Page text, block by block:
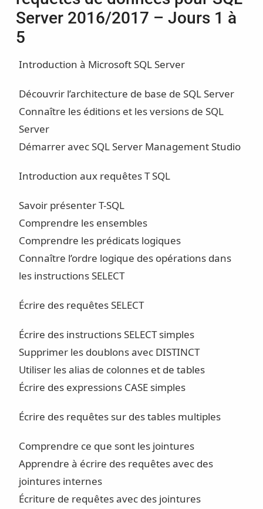
Server 2016/2017 – Jours 1 à
5
Introduction à Microsoft SQL Server
Découvrir l’architecture de base de SQL Server
Connaître les éditions et les versions de SQL
Server
Démarrer avec SQL Server Management Studio
Introduction aux requêtes T SQL
Savoir présenter T-SQL
Comprendre les ensembles
Comprendre les prédicats logiques
Connaître l’ordre logique des opérations dans
les instructions SELECT
Écrire des requêtes SELECT
Écrire des instructions SELECT simples
Supprimer les doublons avec DISTINCT
Utiliser les alias de colonnes et de tables
Écrire des expressions CASE simples
Écrire des requêtes sur des tables multiples
Comprendre ce que sont les jointures
Apprendre à écrire des requêtes avec des
jointures internes
Écriture de requêtes avec des jointures